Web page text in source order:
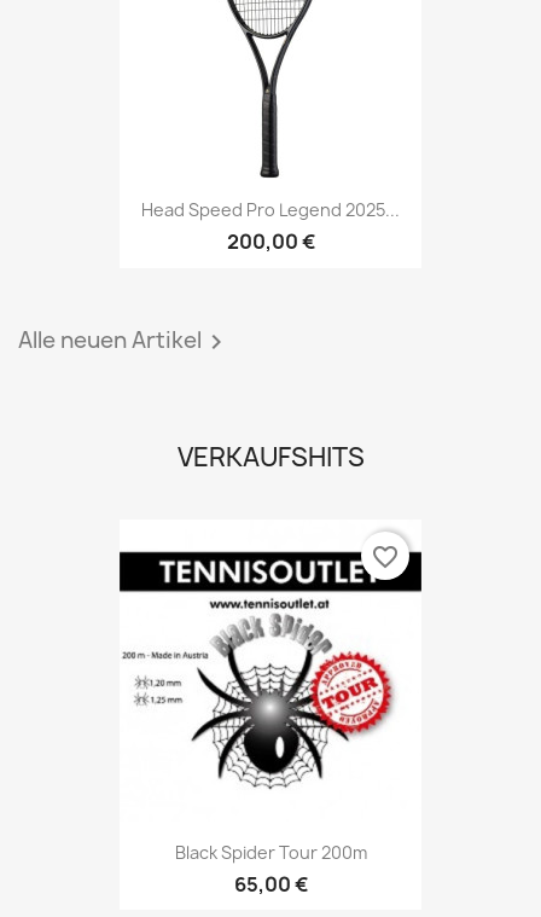
Head Speed Pro Legend 2025...
200,00 €
Alle neuen Artikel 
VERKAUFSHITS
Black Spider Tour 200m
65,00 €
favorite_border